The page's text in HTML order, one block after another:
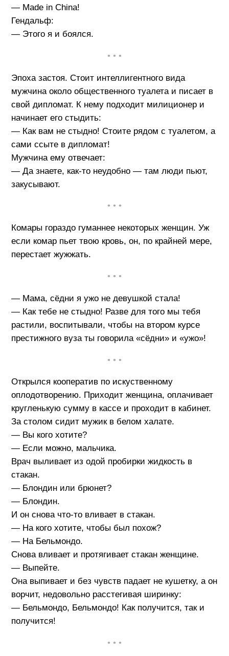
— Made in China!
Гендальф:
— Этого я и боялся.
• • •
Эпоха застоя. Стоит интеллигентного вида
мужчина около общественного туалета и писает в
свой дипломат. К нему подходит милиционер и
начинает его стыдить:
— Как вам не стыдно! Стоите рядом с туалетом, а
сами ссыте в дипломат!
Мужчина ему отвечает:
— Да знаете, как-то неудобно — там люди пьют,
закусывают.
• • •
Комары гораздо гуманнее некоторых женщин. Уж
если комар пьет твою кровь, он, по крайней мере,
перестает жужжать.
• • •
— Мама, сёдни я ужо не девушкой стала!
— Как тебе не стыдно! Разве для того мы тебя
растили, воспитывали, чтобы на втором курсе
престижного вуза ты говорила «сёдни» и «ужо»!
• • •
Открылся кооператив по искуственному
оплодотворению. Приходит женщина, оплачивает
кругленькую сумму в кассе и проходит в кабинет.
За столом сидит мужик в белом халате.
— Вы кого хотите?
— Если можно, мальчика.
Врач выливает из одой пробирки жидкость в
стакан.
— Блондин или брюнет?
— Блондин.
И он снова что-то вливает в стакан.
— На кого хотите, чтобы был похож?
— На Бельмондо.
Снова вливает и протягивает стакан женщине.
— Выпейте.
Она выпивает и без чувств падает не кушетку, а он
ворчит, недовольно расстегивая ширинку:
— Бельмондо, Бельмондо! Как получится, так и
получится!
• • •